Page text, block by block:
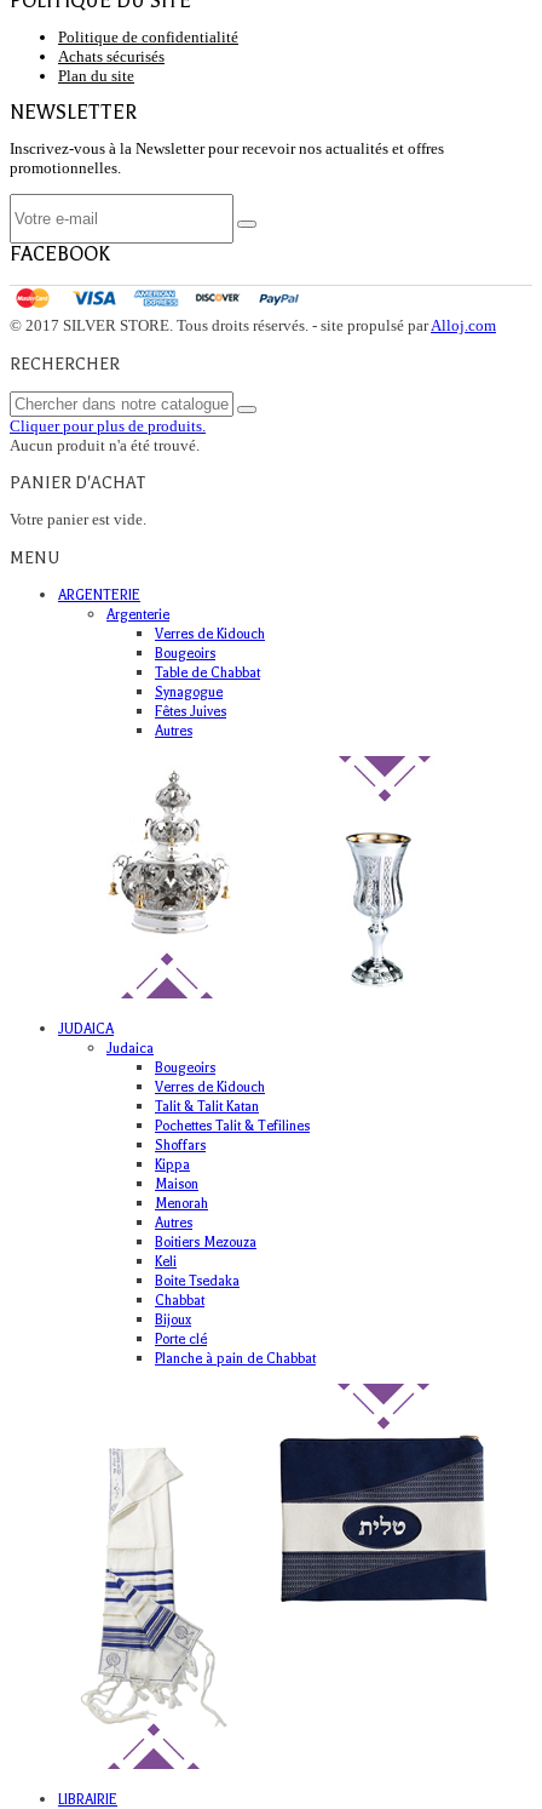
Politique de confidentialité
Achats sécurisés
Plan du site
NEWSLETTER
Inscrivez-vous à la Newsletter pour recevoir nos actualités et offres
promotionnelles.
FACEBOOK
© 2017 SILVER STORE. Tous droits réservés. - site propulsé parAlloj.com
RECHERCHER
Cliquer pour plus de produits.
Aucun produit n'a été trouvé.
PANIER D'ACHAT
Votre panier est vide.
MENU
ARGENTERIE
Argenterie
Verres de Kidouch
Bougeoirs
Table de Chabbat
Synagogue
Fêtes Juives
Autres
JUDAICA
Judaica
Bougeoirs
Verres de Kidouch
Talit & Talit Katan
Pochettes Talit & Tefilines
Shoffars
Kippa
Maison
Menorah
Autres
Boitiers Mezouza
Keli
Boite Tsedaka
Chabbat
Bijoux
Porte clé
Planche à pain de Chabbat
LIBRAIRIE